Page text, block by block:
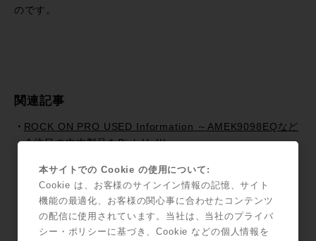
のです。
関連記事
ROCK ON PRO USED Information ～AMEK9098EQなど
今注目の中古製品をPick Up!!!～
ROCK ON PRO USED Information ～NEVE8816など今
注目の中古製品をPick Up!!!～
ROCK ON PRO USED Information ～AMEK9098EQなど
今注目の中古製品をPick Up!!!～
ROCK ON PRO 注目のUSED Information！～Brent
本サイトでの Cookie の使用について:
Cookie は、お客様のサインイン情報の記憶、サイト
機能の最適化、お客様の関心事に合わせたコンテンツ
の配信に使用されています。当社は、当社のプライバ
シー・ポリシーに基づき、Cookie などの個人情報を